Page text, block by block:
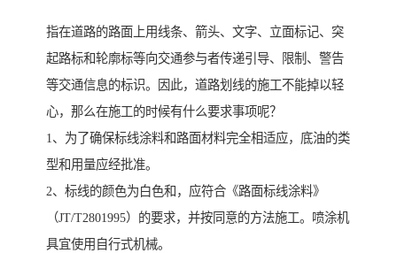
指在道路的路面上用线条、箭头、文字、立面标记、突
起路标和轮廓标等向交通参与者传递引导、限制、警告
等交通信息的标识。因此，道路划线的施工不能掉以轻
心，那么在施工的时候有什么要求事项呢？
1、为了确保标线涂料和路面材料完全相适应，底油的类
型和用量应经批准。
2、标线的颜色为白色和，应符合《路面标线涂料》
（JT/T2801995）的要求，并按同意的方法施工。喷涂机
具宜使用自行式机械。